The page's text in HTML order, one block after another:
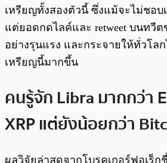
เหรียญทั้งสองตัวนี้ ซึ่งแม้จะไม่ชอ
แต่ยอดกดไลค์และ retweet บนทวีต
อย่างรุนแรง และกระจายให้ทั่วโล
เหรียญนี้มากขึ้น
คนรู้จัก Libra มากกว่า
XRP แต่ยังน้อยกว่า
ผลวิจัยล่าสุดจากโบรคเกอร์ฟอเร็ก